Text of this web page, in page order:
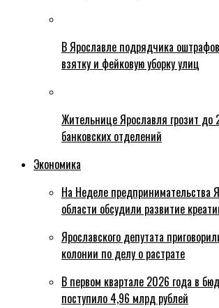
В Ярославле подрядчика
взятку и фейковую уборку улиц
Жительнице Ярославля грозит до
банковских отделений
Экономика
На Неделе предпринимательства
области обсудили развитие
Ярославского депутата
колонии по делу о растрате
В первом квартале 2026 года в
поступило 4,96 млрд рублей